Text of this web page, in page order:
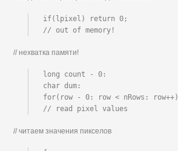
if(lpixel) return 0;
// out of memory!
// нехватка памяти!
long count - 0:
char dum:
for(row - 0: row < nRows: row++)
// read pixel values
// читаем значения пикселов